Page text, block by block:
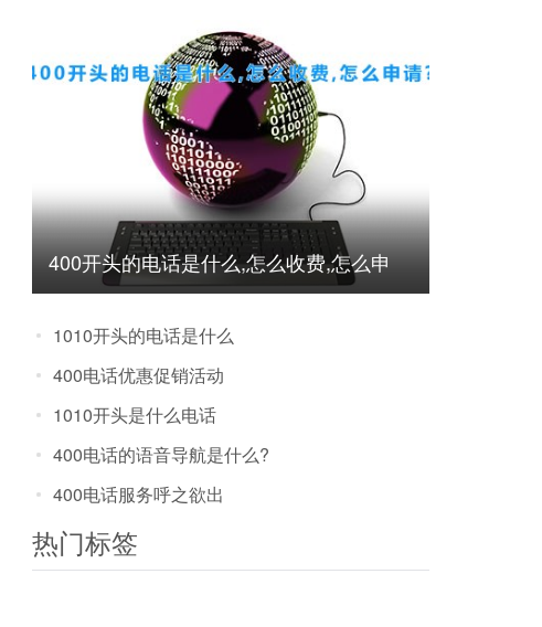
400开头的电话是什么,怎么收费,怎么申
请?
1010开头的电话是什么
400电话优惠促销活动
1010开头是什么电话
400电话的语音导航是什么?
400电话服务呼之欲出
热门标签